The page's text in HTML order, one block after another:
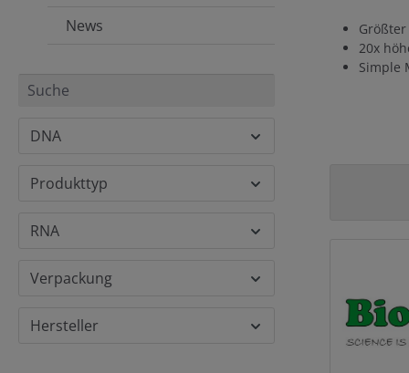
News
DNA
Produkttyp
RNA
Verpackung
Hersteller
20x
Simple